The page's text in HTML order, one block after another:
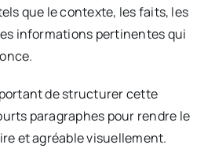
que le contexte, les faits, les
informations pertinentes qui
de structurer cette
paragraphes pour rendre le
et agréable visuellement.